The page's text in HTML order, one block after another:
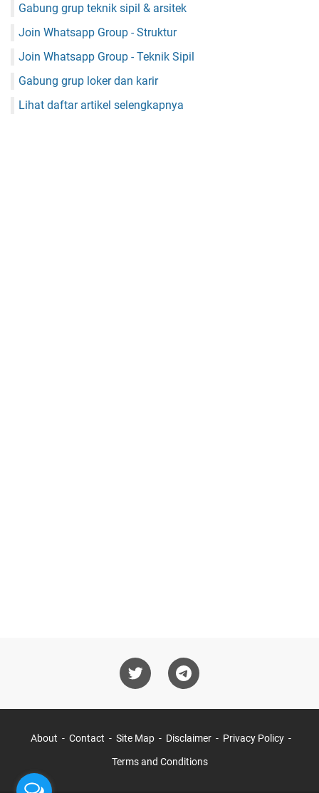
Gabung grup teknik sipil & arsitek
Join Whatsapp Group - Struktur
Join Whatsapp Group - Teknik Sipil
Gabung grup loker dan karir
Lihat daftar artikel selengkapnya
About Contact Site Map Disclaimer Privacy Policy
Terms and Conditions